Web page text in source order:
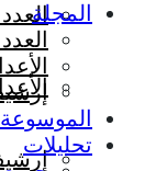
المجلة
الموسوعة
تحليلات